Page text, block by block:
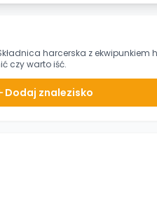
harcerska z ekwipunkiem
czy warto iść.
Dodaj znalezisko